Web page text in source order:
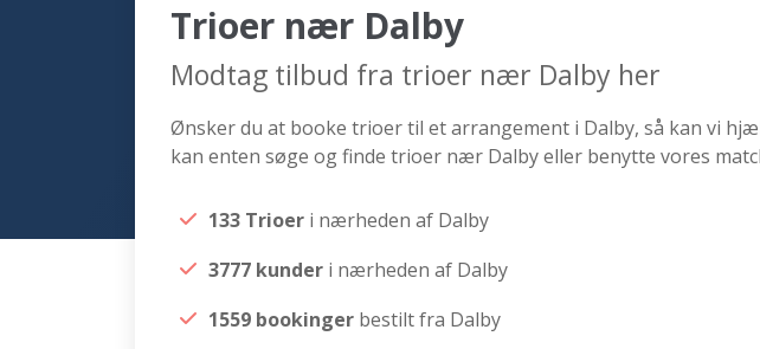
Trioer nær Dalby
Modtag tilbud fra trioer nær Dalby her
Ønsker du at booke trioer til et arrangement i Dalby, så kan vi
kan enten søge og finde trioer nær Dalby eller benytte vores
133 Trioer i nærheden af Dalby
3777 kunder i nærheden af Dalby
1559 bookinger bestilt fra Dalby